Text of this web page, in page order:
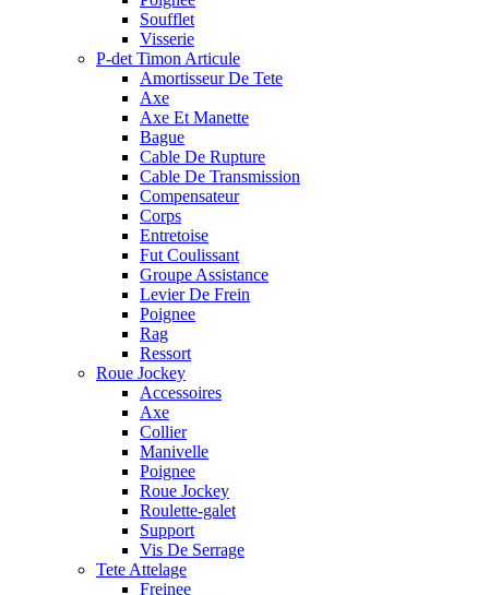
Soufflet
Visserie
P-det Timon Articule
Amortisseur De Tete
Axe
Axe Et Manette
Bague
Cable De Rupture
Cable De Transmission
Compensateur
Corps
Entretoise
Fut Coulissant
Groupe Assistance
Levier De Frein
Poignee
Rag
Ressort
Roue Jockey
Accessoires
Axe
Collier
Manivelle
Poignee
Roue Jockey
Roulette-galet
Support
Vis De Serrage
Tete Attelage
Freinee